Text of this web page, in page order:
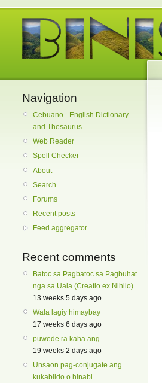
Navigation
Cebuano - English Dictionary
and Thesaurus
Web Reader
Spell Checker
About
Search
Forums
Recent posts
Feed aggregator
Recent comments
Batoc sa Pagbatoc sa Pagbuhat
nga sa Uala (Creatio ex Nihilo)
13 weeks 5 days ago
Wala lagiy himaybay
17 weeks 6 days ago
puwede ra kaha ang
19 weeks 2 days ago
Unsaon pag-conjugate ang
kukabildo o hinabi